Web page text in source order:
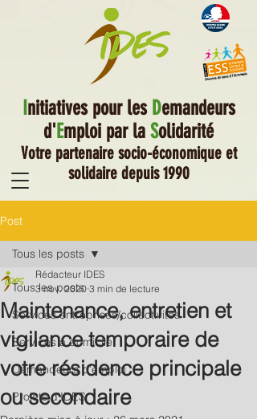
nitiatives pour les Demandeurs
d' Emploi par la Solidarité
Votre partenaire socio-économique et
solidaire depuis 1990
Post
Tous les posts
Services entreprises/collectivités
Services à domicile
Demandeurs d'emploi
Projets d'IDES
Tous les posts
Maintenance, entretien et
vigilance temporaire de
votre résidence principale
ou secondaire
Rédacteur IDES
3 nov. 2020 3 min de lecture